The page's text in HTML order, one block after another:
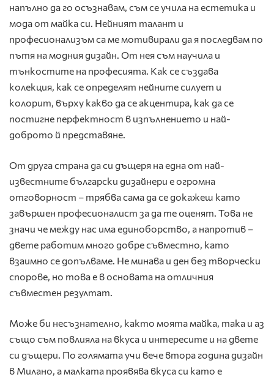
напълно да го осъзнавам, съм се учила на естетика и
мода от майка си. Нейният талант и
професионализъм са ме мотивирали да я последвам по
пътя на модния дизайн. От нея съм научила и
тънкостите на професията. Как се създава
колекция, как се определят нейните силует и
колорит, върху какво да се акцентира, как да се
постигне перфектност в изпълнението и най-
доброто й представяне.
От друга страна да си дъщеря на една от най-
известните български дизайнери е огромна
отговорност – трябва сама да се докажеш като
завършен професионалист за да те оценят. Това не
значи че между нас има единоборство, а напротив –
двете работим много добре съвместно, като
взаимно се допълваме. Не минава и ден без творчески
спорове, но това е в основата на отличния
съвместен резултат.
Може би несъзнателно, както моята майка, така и аз
също съм повлияла на вкуса и интересите и на двете
си дъщери. По голямата учи вече втора година дизайн
в Милано, а малката проявява вкуса си като е